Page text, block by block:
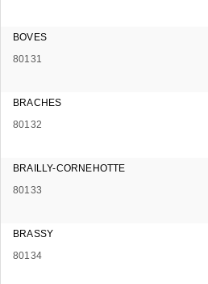
BOVES
80131
BRACHES
80132
BRAILLY-CORNEHOTTE
80133
BRASSY
80134